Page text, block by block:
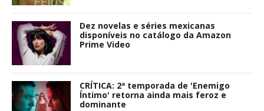
Dez novelas e séries mexicanas
disponíveis no catálogo da Amazon
Prime Video
CRÍTICA: 2ª temporada de 'Enemigo
Íntimo' retorna ainda mais feroz e
dominante